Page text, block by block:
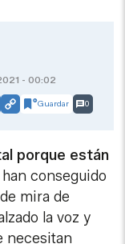
- 00:02
CopyGuardar 0
porque están
conseguido
mira de
la voz y
necesitan